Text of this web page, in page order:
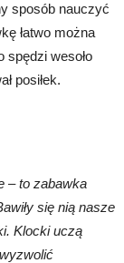
sposób nauczyć
łatwo można
spędzi wesoło
posiłek.
– to zabawka
się nią nasze
Klocki uczą